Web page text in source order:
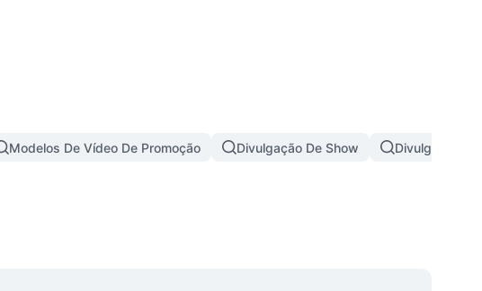
Modelos De Vídeo De Promoção Divulgação De Show Divulgação